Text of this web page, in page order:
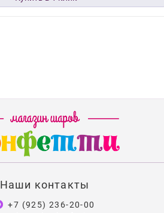
Наши контакты
+7 (925) 236-20-00